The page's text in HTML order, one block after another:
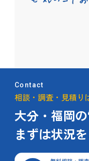
Contact
相談・調査・見積り
大分・福岡の
まずは状況